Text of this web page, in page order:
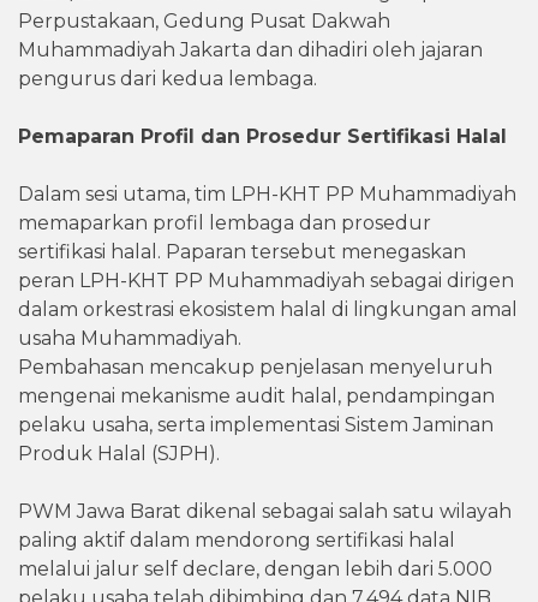
Perpustakaan, Gedung Pusat Dakwah
Muhammadiyah Jakarta dan dihadiri oleh jajaran
pengurus dari kedua lembaga.
Pemaparan Profil dan Prosedur Sertifikasi Halal
Dalam sesi utama, tim LPH-KHT PP Muhammadiyah
memaparkan profil lembaga dan prosedur
sertifikasi halal. Paparan tersebut menegaskan
peran LPH-KHT PP Muhammadiyah sebagai dirigen
dalam orkestrasi ekosistem halal di lingkungan amal
usaha Muhammadiyah.
Pembahasan mencakup penjelasan menyeluruh
mengenai mekanisme audit halal, pendampingan
pelaku usaha, serta implementasi Sistem Jaminan
Produk Halal (SJPH).
PWM Jawa Barat dikenal sebagai salah satu wilayah
paling aktif dalam mendorong sertifikasi halal
melalui jalur self declare, dengan lebih dari 5.000